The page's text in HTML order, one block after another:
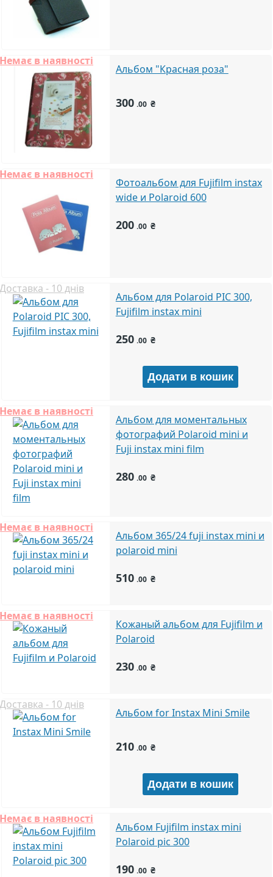
Немає в наявності
Альбом "Красная роза"
300 .00 ₴
Немає в наявності
Фотоальбом для Fujifilm instax
wide и Polaroid 600
200 .00 ₴
Доставка - 10 днів
Альбом для Polaroid PIC 300,
Fujifilm instax mini
250 .00 ₴
Немає в наявності
Альбом для моментальных
фотографий Polaroid mini и
Fuji instax mini film
280 .00 ₴
Немає в наявності
Альбом 365/24 fuji instax mini и
polaroid mini
510 .00 ₴
Немає в наявності
Кожаный альбом для Fujifilm и
Polaroid
230 .00 ₴
Доставка - 10 днів
Альбом for Instax Mini Smile
210 .00 ₴
Немає в наявності
Альбом Fujifilm instax mini
Polaroid pic 300
190 .00 ₴